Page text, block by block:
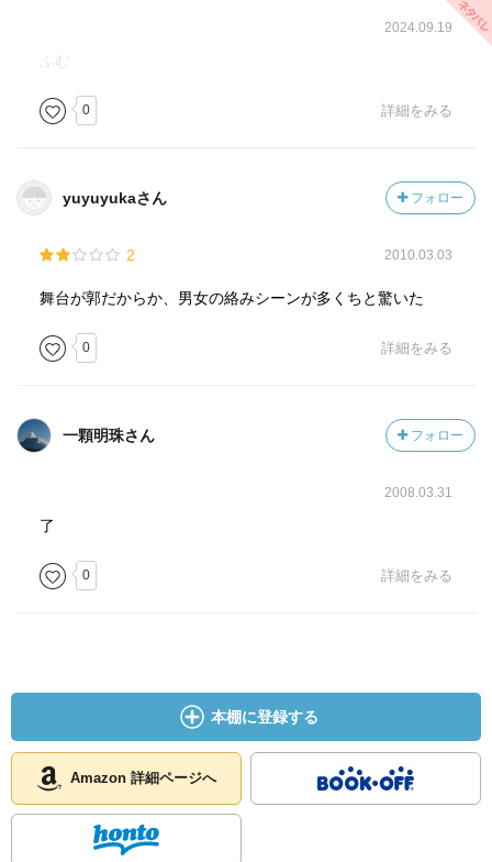
2024.09.19
0 詳細をみる
yuyuyukaさん フォロー
2 2010.03.03
舞台が郭だからか、男女の絡みシーンが多くちと驚いた
0 詳細をみる
一顆明珠さん フォロー
2008.03.31
了
0 詳細をみる
本棚に登録する
Amazon 詳細ページへ